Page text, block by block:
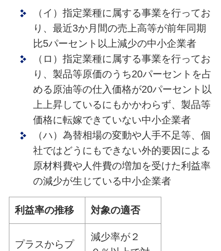
（イ）指定業種に属する事業を行ってお
り、最近3か月間の売上高等が前年同期
比5パーセント以上減少の中小企業者
（ロ）指定業種に属する事業を行ってお
り、製品等原価のうち20パーセントを占
める原油等の仕入価格が20パーセント以
上上昇しているにもかかわらず、製品等
価格に転嫁できていない中小企業者
（ハ）為替相場の変動や人手不足等、個
社ではどうにもできない外的要因による
原材料費や人件費の増加を受けた利益率
の減少が生じている中小企業者
利益率の推移 対象の適否
プラスからプ
減少率が２